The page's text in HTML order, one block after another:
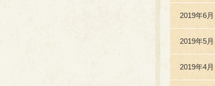
2019年6月
2019年5月
2019年4月